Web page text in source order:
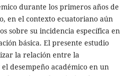
durante los primeros años de
en el contexto ecuatoriano aún
sobre su incidencia específica en
básica. El presente estudio
la relación entre la
desempeño académico en un